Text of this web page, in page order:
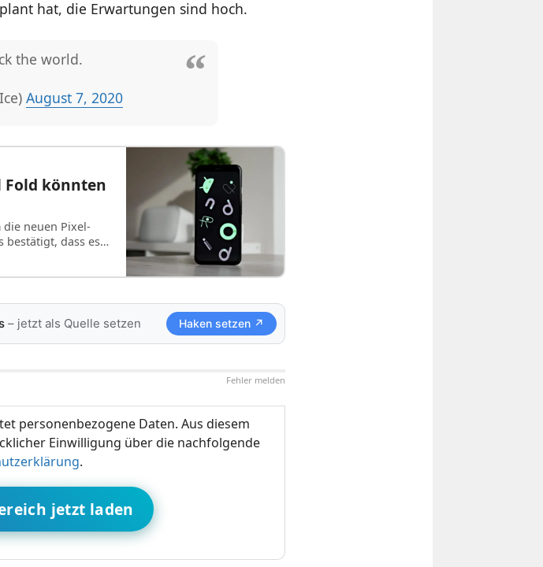
hat, die Erwartungen sind hoch.
the world.
August 7, 2020
Fold könnten
neuen Pixel-
bestätigt, dass es…
– jetzt als Quelle setzen Haken setzen ↗
Fehler melden
personenbezogene Daten. Aus diesem
Einwilligung über die nachfolgende
.
jetzt laden